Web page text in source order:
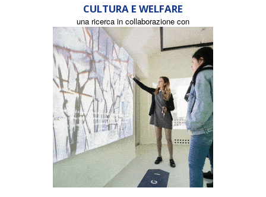
CULTURA E WELFARE
una ricerca in collaborazione con